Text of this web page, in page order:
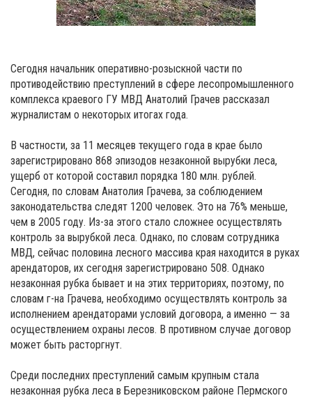
Сегодня начальник оперативно-розыскной части по
противодействию преступлений в сфере лесопромышленного
комплекса краевого ГУ МВД Анатолий Грачев рассказал
журналистам о некоторых итогах года.
В частности, за 11 месяцев текущего года в крае было
зарегистрировано 868 эпизодов незаконной вырубки леса,
ущерб от которой составил порядка 180 млн. рублей.
Сегодня, по словам Анатолия Грачева, за соблюдением
законодательства следят 1200 человек. Это на 76% меньше,
чем в 2005 году. Из-за этого стало сложнее осуществлять
контроль за вырубкой леса. Однако, по словам сотрудника
МВД, сейчас половина лесного массива края находится в руках
арендаторов, их сегодня зарегистрировано 508. Однако
незаконная рубка бывает и на этих территориях, поэтому, по
словам г-на Грачева, необходимо осуществлять контроль за
исполнением арендаторами условий договора, а именно — за
осуществлением охраны лесов. В противном случае договор
может быть расторгнут.
Среди последних преступлений самым крупным стала
незаконная рубка леса в Березниковском районе Пермского